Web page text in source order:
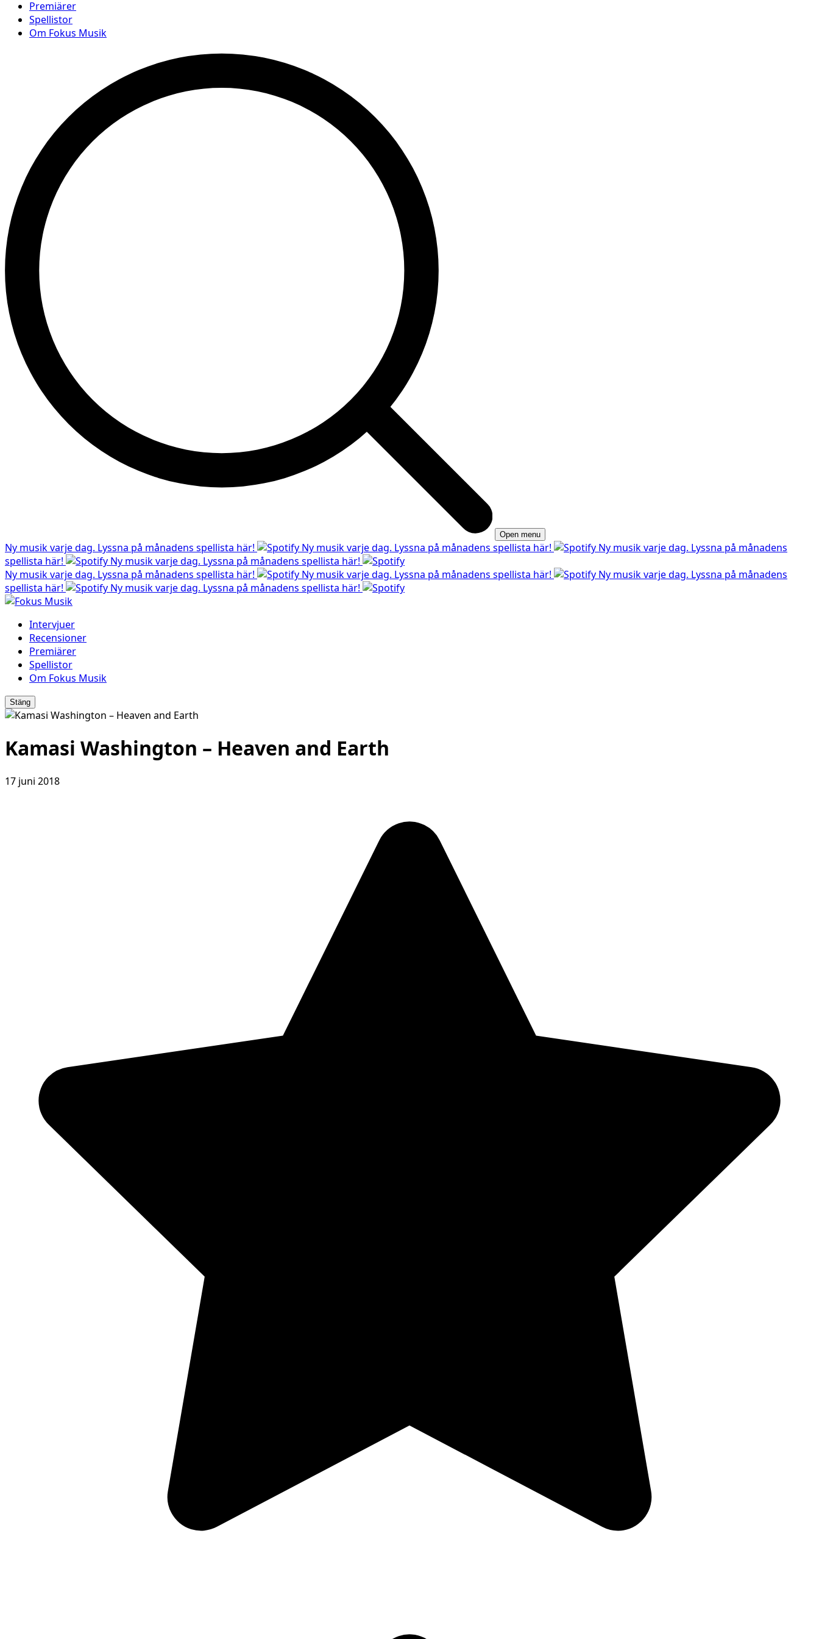
Premiärer
Spellistor
Om Fokus Musik
Open menu
Ny musik varje dag. Lyssna på månadens spellista här! Ny musik varje dag. Lyssna på månadens spellista här!
Ny musik varje dag. Lyssna på månadens
spellista här!
Ny musik varje dag. Lyssna på månadens spellista här!
Ny musik varje dag. Lyssna på månadens spellista här!
Ny musik varje dag. Lyssna på månadens spellista här!
Ny musik varje dag. Lyssna på månadens
spellista här!
Ny musik varje dag. Lyssna på månadens spellista här!
Intervjuer
Recensioner
Premiärer
Spellistor
Om Fokus Musik
Stäng
Kamasi Washington – Heaven and Earth
17 juni 2018